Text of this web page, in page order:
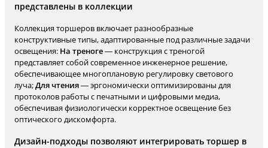
представлены в коллекции
Коллекция торшеров включает разнообразные
конструктивные типы, адаптированные под различные задачи
освещения: На треноге— конструкция с треногой
представляет собой современное инженерное решение,
обеспечивающее многоплановую регулировку светового
луча;Для чтения— эргономически оптимизированы для
протоколов работы с печатными и цифровыми медиа,
обеспечивая физиологически корректное освещение без
оптического дискомфорта.
Дизайн-подходы позволяют интегрировать торшер в